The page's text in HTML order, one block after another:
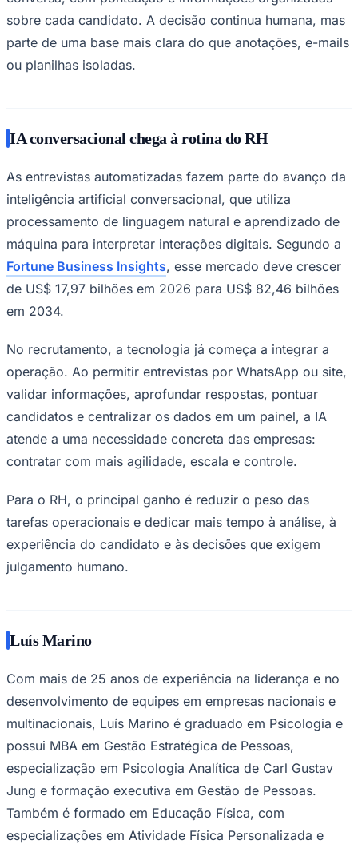
Santos
Flamengo
sobre cada candidato. A decisão continua humana, mas
parte de uma base mais clara do que anotações, e-mails
ou planilhas isoladas.
IA conversacional chega à rotina do RH
As entrevistas automatizadas fazem parte do avanço da
inteligência artificial conversacional, que utiliza
processamento de linguagem natural e aprendizado de
máquina para interpretar interações digitais. Segundo a
Fortune Business Insights, esse mercado deve crescer
de US$ 17,97 bilhões em 2026 para US$ 82,46 bilhões
em 2034.
No recrutamento, a tecnologia já começa a integrar a
operação. Ao permitir entrevistas por WhatsApp ou site,
validar informações, aprofundar respostas, pontuar
candidatos e centralizar os dados em um painel, a IA
atende a uma necessidade concreta das empresas:
contratar com mais agilidade, escala e controle.
Para o RH, o principal ganho é reduzir o peso das
tarefas operacionais e dedicar mais tempo à análise, à
experiência do candidato e às decisões que exigem
julgamento humano.
Luís Marino
Com mais de 25 anos de experiência na liderança e no
desenvolvimento de equipes em empresas nacionais e
multinacionais, Luís Marino é graduado em Psicologia e
possui MBA em Gestão Estratégica de Pessoas,
especialização em Psicologia Analítica de Carl Gustav
Jung e formação executiva em Gestão de Pessoas.
Também é formado em Educação Física, com
especializações em Atividade Física Personalizada e